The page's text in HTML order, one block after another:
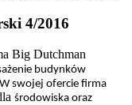
4/2016
Big Dutchman
żenie budynków
swojej ofercie firma
środowiska oraz